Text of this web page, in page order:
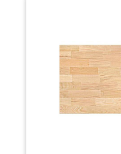
permettent de prendre tout ce dont
vous avez besoin en un rien de
temps. Que vous ayez besoin de
farine, d'une poêle ou d'un mixeur,
vous verrez qu'ils sont tous juste
devant vous Calme l'âme : la vie est
déjà difficile, alors n'ajoutez pas de
stress supplémentaire ! Cet îlot de
cuisine est livré avec des
instructions détaillées et des pièces